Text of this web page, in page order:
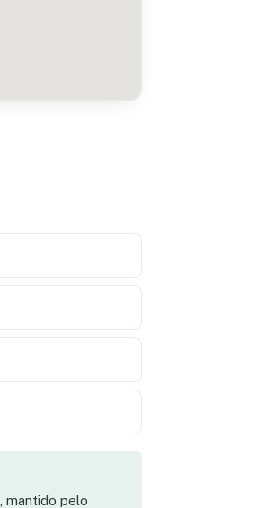
, mantido pelo